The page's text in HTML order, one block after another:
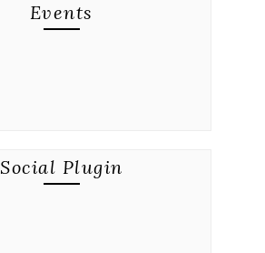
Events
Social Plugin